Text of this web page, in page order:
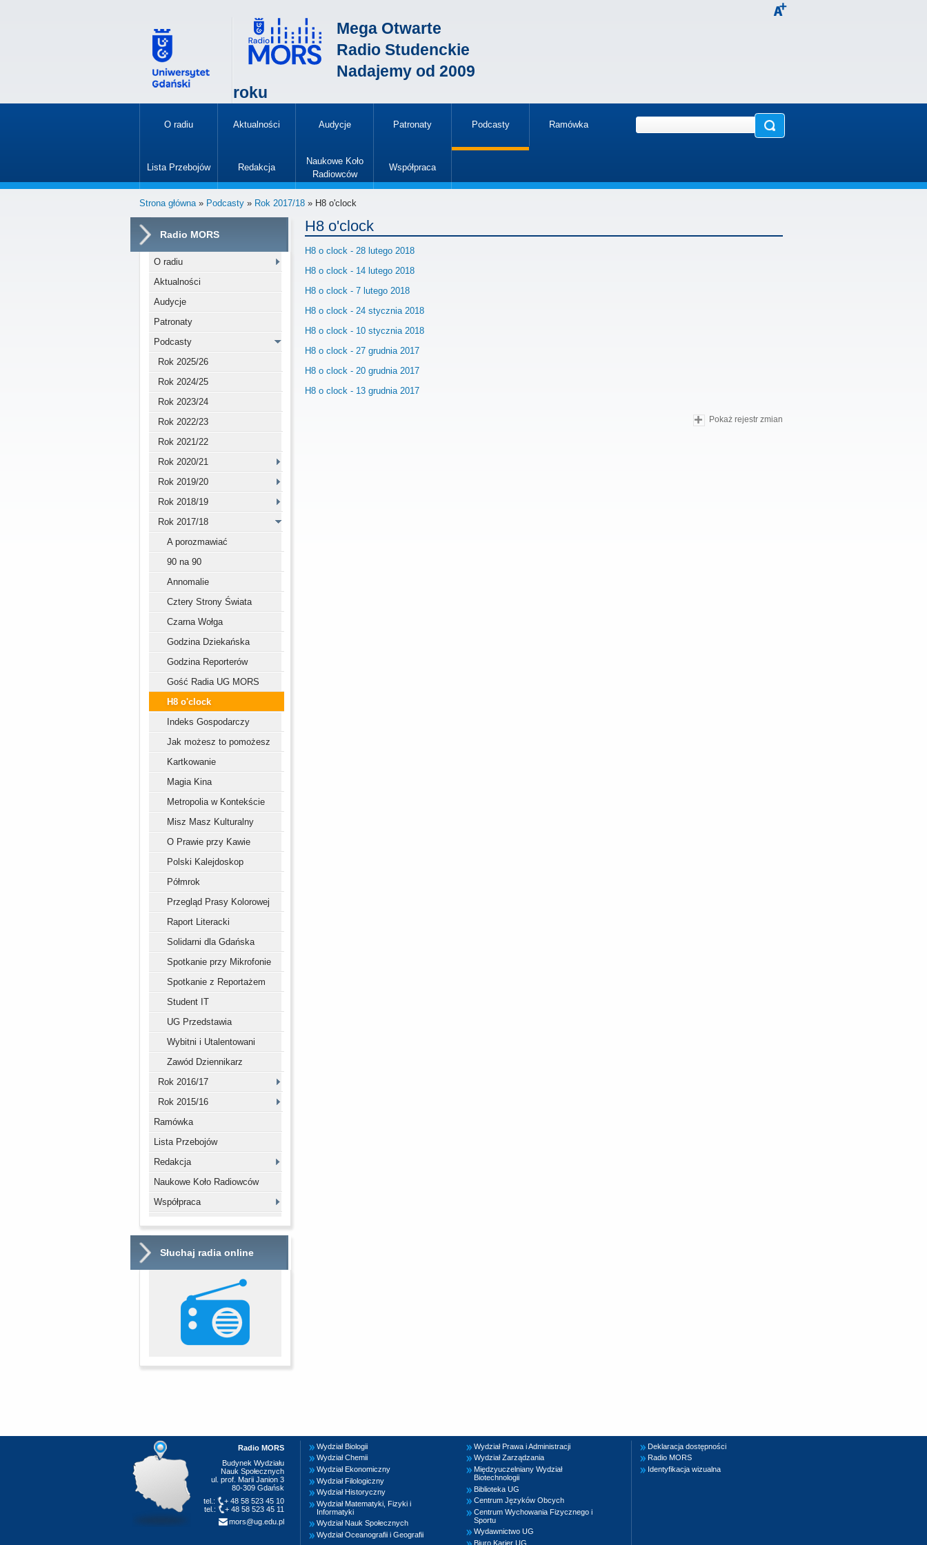
Mega Otwarte
Radio Studenckie
Nadajemy od 2009
roku
O radiu Aktualności Audycje Patronaty Podcasty
»
Ramówka
Lista Przebojów Redakcja
Naukowe Koło
Radiowców
Współpraca
Strona główna» Podcasty » Rok 2017/18 » H8 o'clock
Radio MORS
O radiu
Aktualności
Audycje
Patronaty
Podcasty
Rok 2025/26
Rok 2024/25
Rok 2023/24
Rok 2022/23
Rok 2021/22
Rok 2020/21
Rok 2019/20
Rok 2018/19
Rok 2017/18
A porozmawiać
90 na 90
Annomalie
Cztery Strony Świata
Czarna Wołga
Godzina Dziekańska
Godzina Reporterów
Gość Radia UG MORS
H8 o'clock
Indeks Gospodarczy
Jak możesz to pomożesz
Kartkowanie
Magia Kina
Metropolia w Kontekście
Misz Masz Kulturalny
O Prawie przy Kawie
Polski Kalejdoskop
Półmrok
Przegląd Prasy Kolorowej
Raport Literacki
Solidarni dla Gdańska
Spotkanie przy Mikrofonie
Spotkanie z Reportażem
Student IT
UG Przedstawia
Wybitni i Utalentowani
Zawód Dziennikarz
Rok 2016/17
Rok 2015/16
Ramówka
Lista Przebojów
Redakcja
Naukowe Koło Radiowców
Współpraca
Słuchaj radia online
H8 o'clock
H8 o clock - 28 lutego 2018
H8 o clock - 14 lutego 2018
H8 o clock - 7 lutego 2018
H8 o clock - 24 stycznia 2018
H8 o clock - 10 stycznia 2018
H8 o clock - 27 grudnia 2017
H8 o clock - 20 grudnia 2017
H8 o clock - 13 grudnia 2017
Pokaż rejestr zmian
Radio MORS
Budynek Wydziału
Nauk Społecznych
ul. prof. Marii Janion 3
80-309 Gdańsk
tel.:
+ 48 58 523 45 10
tel.:
+ 48 58 523 45 11
mors@ug.edu.pl
Wydział Biologii
Wydział Chemii
Wydział Ekonomiczny
Wydział Filologiczny
Wydział Historyczny
Wydział Matematyki, Fizyki i
Informatyki
Wydział Nauk Społecznych
Wydział Oceanografii i Geografii
Wydział Prawa i Administracji
Wydział Zarządzania
Międzyuczelniany Wydział
Biotechnologii
Biblioteka UG
Centrum Języków Obcych
Centrum Wychowania Fizycznego i
Sportu
Wydawnictwo UG
Biuro Karier UG
Deklaracja dostępności
Radio MORS
Identyfikacja wizualna